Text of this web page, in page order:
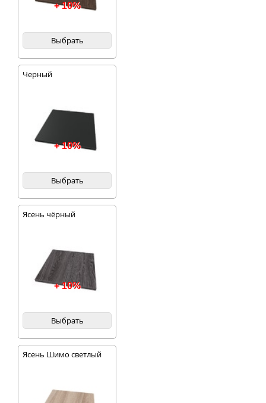
+ 10%
Выбрать
Черный
+ 10%
Выбрать
Ясень чёрный
+ 10%
Выбрать
Ясень Шимо светлый